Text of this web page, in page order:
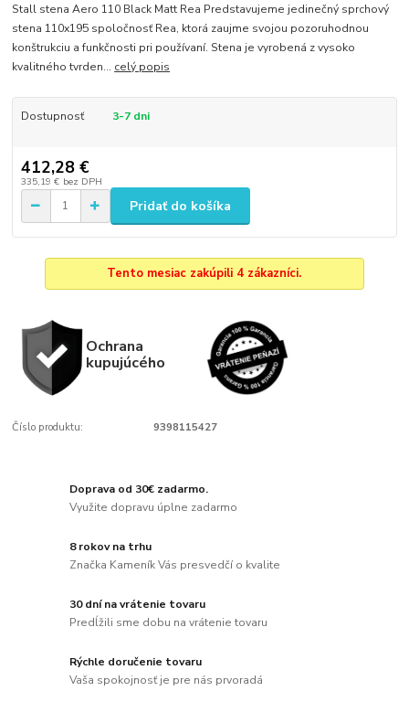
Stall stena Aero 110 Black Matt Rea Predstavujeme jedinečný sprchový
stena 110x195 spoločnosť Rea, ktorá zaujme svojou pozoruhodnou
konštrukciu a funkčnosti pri používaní. Stena je vyrobená z vysoko
kvalitného tvrden... celý popis
Dostupnosť 3-7 dni
412,28 €
335,19 € bez DPH
Pridať do košíka
Tento mesiac zakúpili 4 zákazníci.
Ochrana
kupujúcého
Číslo produktu: 9398115427
Doprava od 30€ zadarmo.
Využite dopravu úplne zadarmo
8 rokov na trhu
Značka Kameník Vás presvedčí o kvalite
30 dní na vrátenie tovaru
Predĺžili sme dobu na vrátenie tovaru
Rýchle doručenie tovaru
Vaša spokojnosť je pre nás prvoradá